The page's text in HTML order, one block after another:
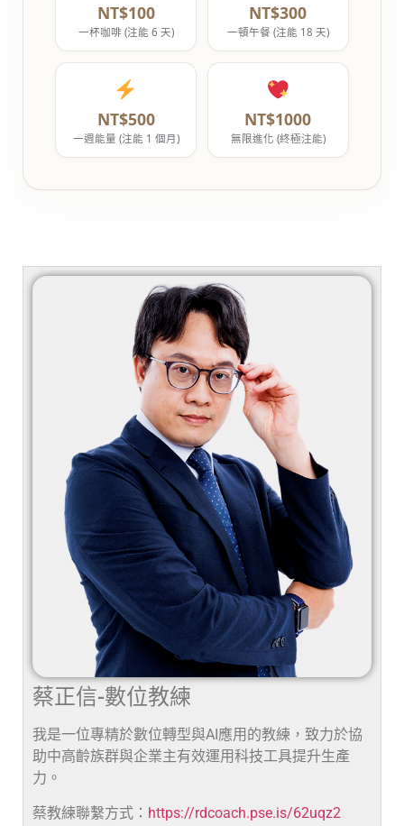
NT$100
一杯咖啡 (注能 6 天)
NT$300
一頓午餐 (注能 18 天)
NT$500
一週能量 (注能 1 個月)
NT$1000
無限進化 (終極注能)
蔡正信-數位教練
我是一位專精於數位轉型與AI應用的教練，致力於協
助中高齡族群與企業主有效運用科技工具提升生產
力。
蔡教練聯繫方式： https://rdcoach.pse.is/62uqz2